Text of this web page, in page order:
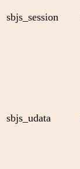
sbjs_session
sbjs_udata